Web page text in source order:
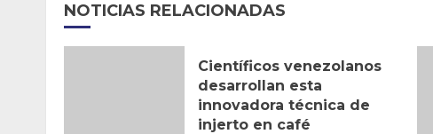
NOTICIAS RELACIONADAS
Científicos venezolanos
desarrollan esta
innovadora técnica de
injerto en café